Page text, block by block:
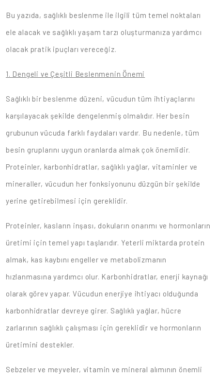
Bu yazıda, sağlıklı beslenme ile ilgili tüm temel noktaları
ele alacak ve sağlıklı yaşam tarzı oluşturmanıza yardımcı
olacak pratik ipuçları vereceğiz.
1. Dengeli ve Çeşitli Beslenmenin Önemi
Sağlıklı bir beslenme düzeni, vücudun tüm ihtiyaçlarını
karşılayacak şekilde dengelenmiş olmalıdır. Her besin
grubunun vücuda farklı faydaları vardır. Bu nedenle, tüm
besin gruplarını uygun oranlarda almak çok önemlidir.
Proteinler, karbonhidratlar, sağlıklı yağlar, vitaminler ve
mineraller, vücudun her fonksiyonunu düzgün bir şekilde
yerine getirebilmesi için gereklidir.
Proteinler, kasların inşası, dokuların onarımı ve hormonların
üretimi için temel yapı taşlarıdır. Yeterli miktarda protein
almak, kas kaybını engeller ve metabolizmanın
hızlanmasına yardımcı olur. Karbonhidratlar, enerji kaynağı
olarak görev yapar. Vücudun enerjiye ihtiyacı olduğunda
karbonhidratlar devreye girer. Sağlıklı yağlar, hücre
zarlarının sağlıklı çalışması için gereklidir ve hormonların
üretimini destekler.
Sebzeler ve meyveler, vitamin ve mineral alımının önemli